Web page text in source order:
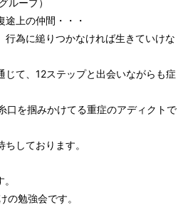
ループ）
途上の仲間・・・
行為に縋りつかなければ生きていけな
じて、12ステップと出会いながらも症
口を掴みかけてる重症のアディクトで
しております。
勉強会です。